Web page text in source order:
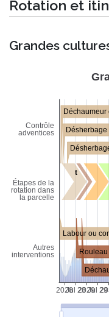
Rotation et
Grandes